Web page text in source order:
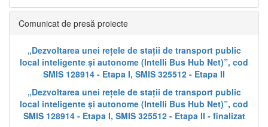
Comunicat de presă proiecte
„Dezvoltarea unei rețele de stații de transport public
local inteligente și autonome (Intelli Bus Hub Net)”, cod
SMIS 128914 - Etapa I, SMIS 325512 - Etapa II
„Dezvoltarea unei rețele de stații de transport public
local inteligente și autonome (Intelli Bus Hub Net)”, cod
SMIS 128914 - Etapa I, SMIS 325512 - Etapa II - finalizat